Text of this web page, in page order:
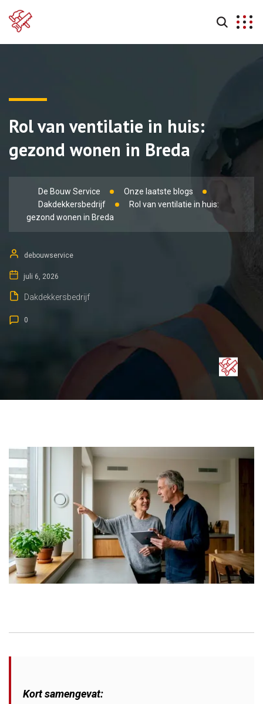
Rol van ventilatie in huis:
gezond wonen in Breda
De Bouw Service
Onze laatste blogs
Dakdekkersbedrijf
Rol van ventilatie in huis:
gezond wonen in Breda
debouwservice
juli 6, 2026
Dakdekkersbedrijf
0
Kort samengevat: